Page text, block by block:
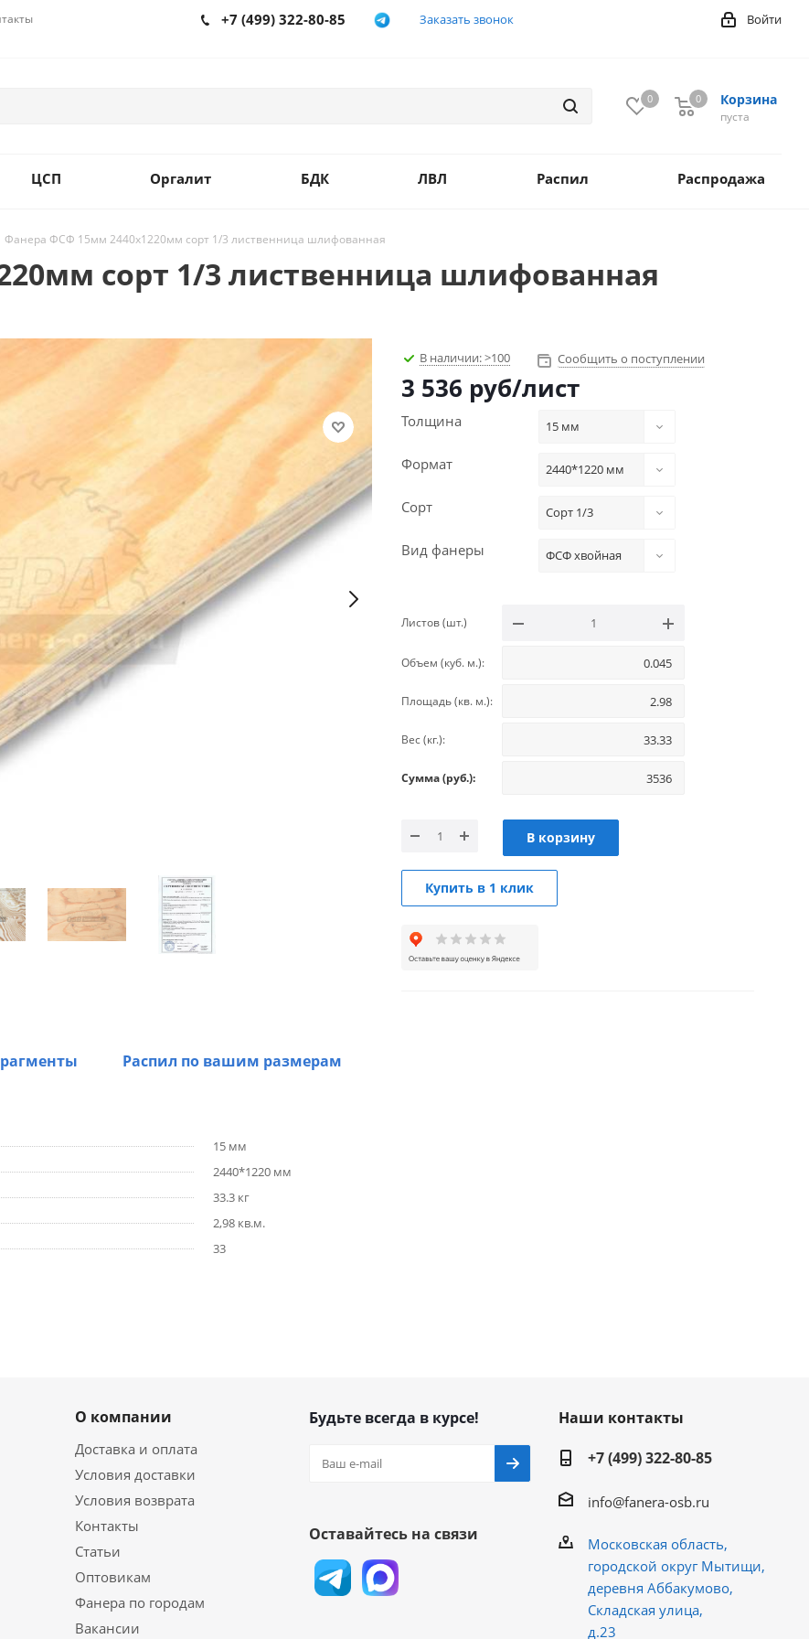
Войти
+7 (499) 322-80-85 Заказать звонок
0 Корзина
0
пуста
0
ЦСП Оргалит БДК ЛВЛ Распил Распродажа
Фанера ФСФ 15мм 2440х1220мм сорт 1/3 лиственница шлифованная
сорт 1/3 лиственница шлифованная
В наличии:>100 Сообщить о поступлении
3 536 руб/лист
Толщина 15 мм
Формат 2440*1220 мм
Сорт Сорт 1/3
Вид фанеры ФСФ хвойная
Листов (шт.)
Объем (куб. м.):
Площадь (кв. м.):
Вес (кг.):
Сумма (руб.):
В корзину
Купить в 1 клик
Распил по вашим размерам
15 мм
2440*1220 мм
33.3 кг
2,98 кв.м.
33
О компании
Доставка и оплата
Условия доставки
Условия возврата
Контакты
Статьи
Оптовикам
Фанера по городам
Вакансии
Будьте всегда в курсе!
Оставайтесь на связи
Наши контакты
+7 (499) 322-80-85
info@fanera-osb.ru
Московская область,
городской округ Мытищи,
деревня Аббакумово,
Складская улица,
д.23